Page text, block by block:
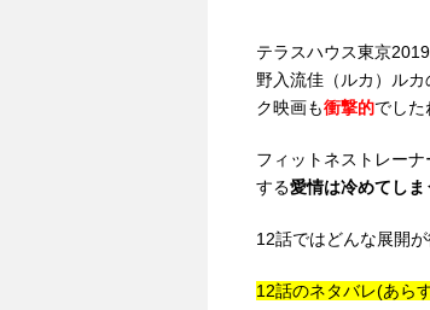
テラスハウス東京
野入流佳（ルカ）ル
ク映画も衝撃的でした
フィットネストレー
する愛情は冷めてしま
12話ではどんな展開
12話のネタバレ(あら